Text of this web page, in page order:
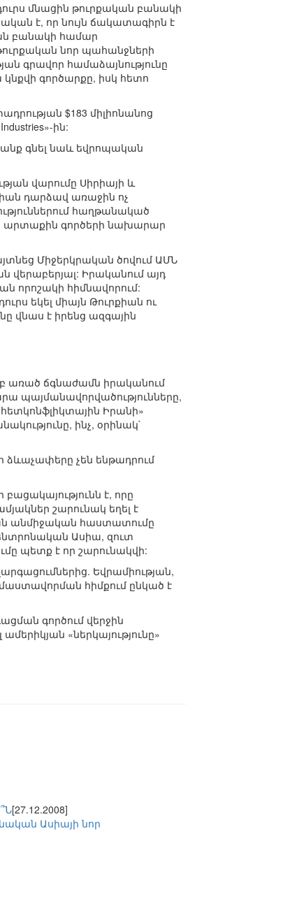
դուրս մնացին թուրքական բանակի
է, որ նույն ճակատագիրն է
բանակի համար
նոր պահանջների
գրավոր համաձայնությունը
գործարքը, իսկ հետո
$183 միլիոնանոց
ին:
գնել նաև եվրոպական
վարումը Սիրիայի և
դարձավ առաջին ոչ
հաղթանակած
արտաքին գործերի նախարար
Միջերկրական ծովում ԱՄՆ
վերաբերյալ: Իրականում այդ
որոշակի հիմնավորում:
եկել միայն Թուրքիան ու
վնաս է իրենց ազգային
առած ճգնաժամն իրականում
պայմանավորվածությունները,
Իրանի»
ինչ, օրինակ`
ձևաչափերը չեն ենթադրում
է, որը
շարունակ եղել է
անմիջական հաստատումը
Ասիա, զուտ
պետք է որ շարունակվի:
Եվրամիության,
հիմքում ընկած է
գործում վերջին
«ներկայությունը»
[27.12.2008]
Ասիայի նոր